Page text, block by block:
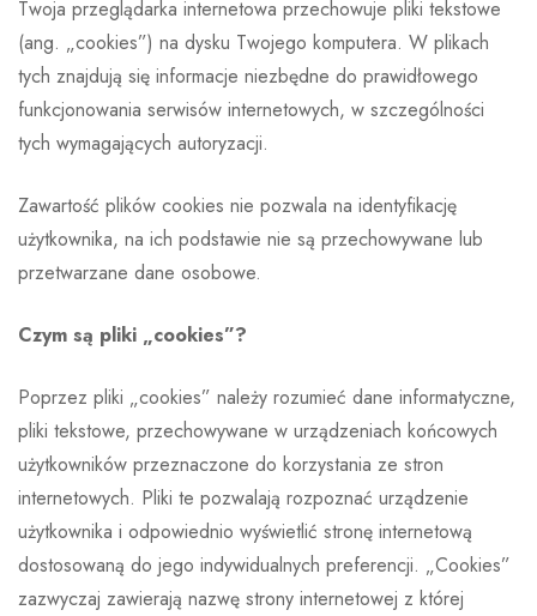
Twoja przeglądarka internetowa przechowuje pliki tekstowe
(ang. „cookies”) na dysku Twojego komputera. W plikach
tych znajdują się informacje niezbędne do prawidłowego
funkcjonowania serwisów internetowych, w szczególności
tych wymagających autoryzacji.
Zawartość plików cookies nie pozwala na identyfikację
użytkownika, na ich podstawie nie są przechowywane lub
przetwarzane dane osobowe.
Czym są pliki „cookies”?
Poprzez pliki „cookies” należy rozumieć dane informatyczne,
pliki tekstowe, przechowywane w urządzeniach końcowych
użytkowników przeznaczone do korzystania ze stron
internetowych. Pliki te pozwalają rozpoznać urządzenie
użytkownika i odpowiednio wyświetlić stronę internetową
dostosowaną do jego indywidualnych preferencji. „Cookies”
zazwyczaj zawierają nazwę strony internetowej z której